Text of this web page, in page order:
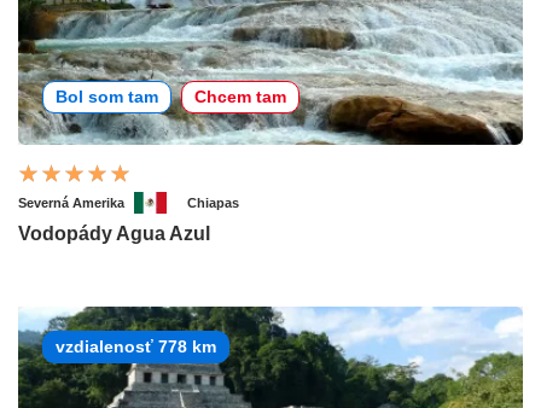
Bol som tam Chcem tam
Severná Amerika Chiapas
Vodopády Agua Azul
vzdialenosť 778 km